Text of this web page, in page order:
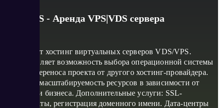
FirstVDS - Аренда VPS|VDS сервера
Предлагает хостинг виртуальных серверов VDS/VPS.
Предоставляет возможность выбора операционной системы
и софта, переноса проекта от другого хостинг-провайдера.
Доступна масштабируемость ресурсов в зависимости от
специфики бизнеса. Дополнительные услуги: SSL-
сертификаты, регистрация доменного имени. Дата-центры